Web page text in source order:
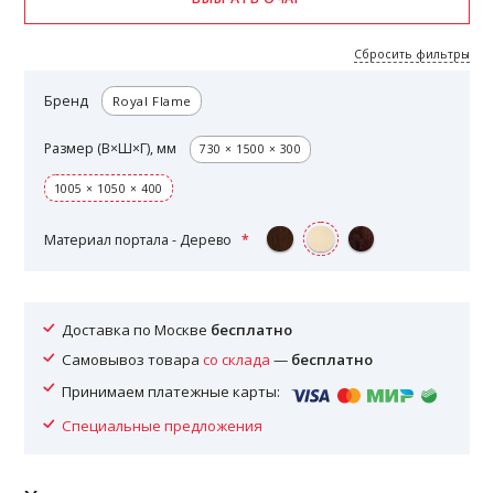
Бренд Royal Flame
Размер (В×Ш×Г), мм 730 × 1500 × 300
1005 × 1050 × 400
Материал портала - Дерево
Сбросить фильтры
Доставка по Москве бесплатно
Самовывоз товарасо склада — бесплатно
Принимаем платежные карты:
Специальные предложения